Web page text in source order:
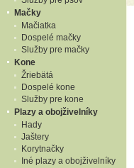
Mačky
Mačiatka
Dospelé mačky
Služby pre mačky
Kone
Žriebätá
Dospelé kone
Služby pre kone
Plazy a obojživelníky
Hady
Jaštery
Korytnačky
Iné plazy a obojživelníky